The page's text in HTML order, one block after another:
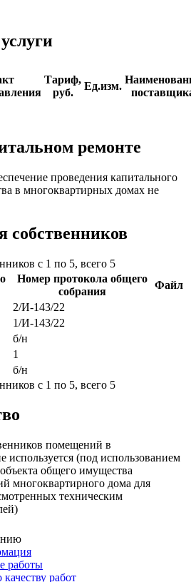
Тариф,
руб.
Ед.изм.
ремонте
проведения капитального
в многоквартирных домах не
собственников
с 1 по 5, всего 5
Номер протокола общего
собрания
Файл
2/И-143/22
1/И-143/22
б/н
1
б/н
с 1 по 5, всего 5
помещений в
используется (под использованием
общего имущества
многоквартирного дома для
техническим
работы
работ